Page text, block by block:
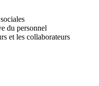
du personnel
et les collaborateurs